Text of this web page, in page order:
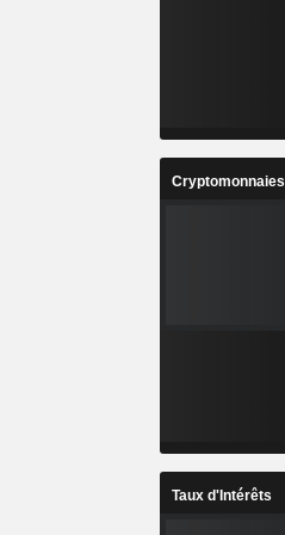
Cryptomonnaies
Taux d'Intérêts